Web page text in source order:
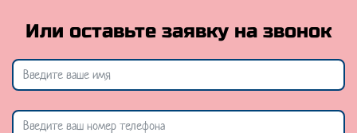
Или оставьте заявку на звонок